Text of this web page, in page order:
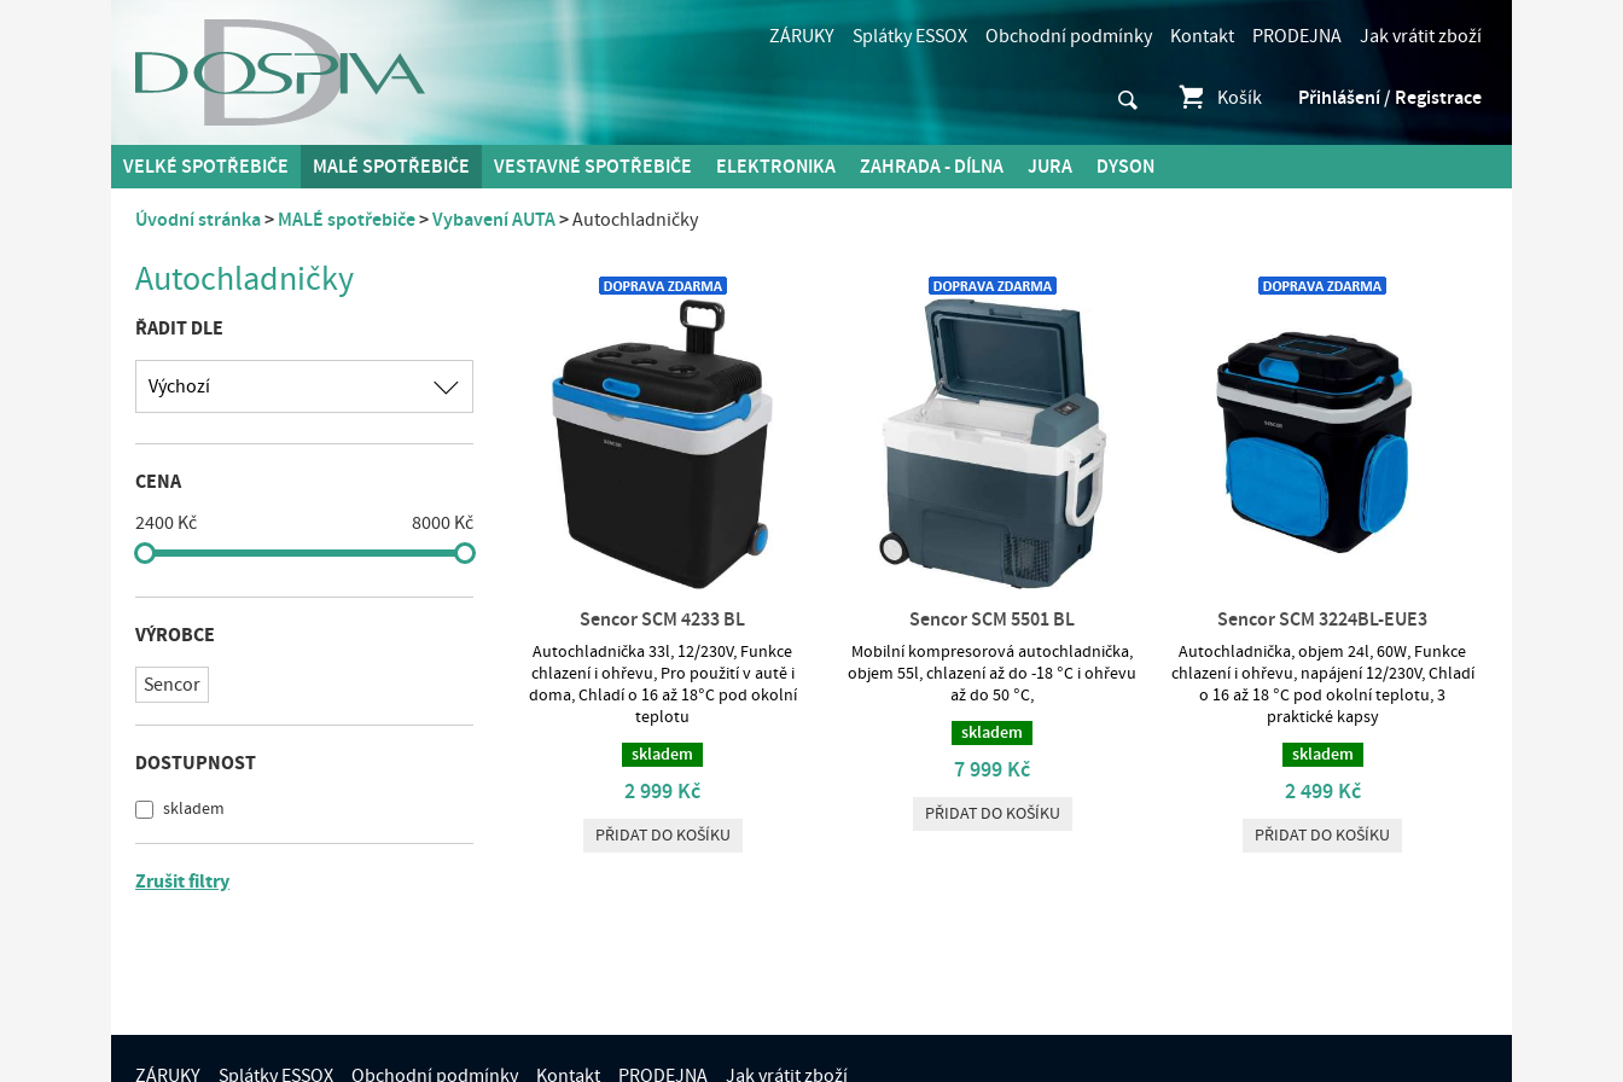
ZÁRUKY Splátky ESSOX Obchodní podmínky Kontakt PRODEJNA Jak vrátit zboží
Košík Přihlášení / Registrace
VELKÉ SPOTŘEBIČE MALÉ SPOTŘEBIČE VESTAVNÉ SPOTŘEBIČE ELEKTRONIKA ZAHRADA - DÍLNA JURA DYSON
Úvodní stránka MALÉ spotřebiče Vybavení AUTA Autochladničky
Autochladničky
ŘADIT DLE
Výchozí
CENA
2400 Kč
8000 Kč
VÝROBCE
Sencor
DOSTUPNOST
skladem
Zrušit filtry
Sencor SCM 4233 BL
Autochladnička 33l, 12/230V, Funkce
chlazení i ohřevu, Pro použití v autě i
doma, Chladí o 16 až 18°C pod okolní
teplotu
skladem
2 999 Kč
PŘIDAT DO KOŠÍKU
Sencor SCM 5501 BL
Mobilní kompresorová autochladnička,
objem 55l, chlazení až do -18 °C i ohřevu
až do 50 °C,
skladem
7 999 Kč
PŘIDAT DO KOŠÍKU
Sencor SCM 3224BL-EUE3
Autochladnička, objem 24l, 60W, Funkce
chlazení i ohřevu, napájení 12/230V, Chladí
o 16 až 18 °C pod okolní teplotu, 3
praktické kapsy
skladem
2 499 Kč
PŘIDAT DO KOŠÍKU
ZÁRUKY Splátky ESSOX Obchodní podmínky Kontakt PRODEJNA Jak vrátit zboží